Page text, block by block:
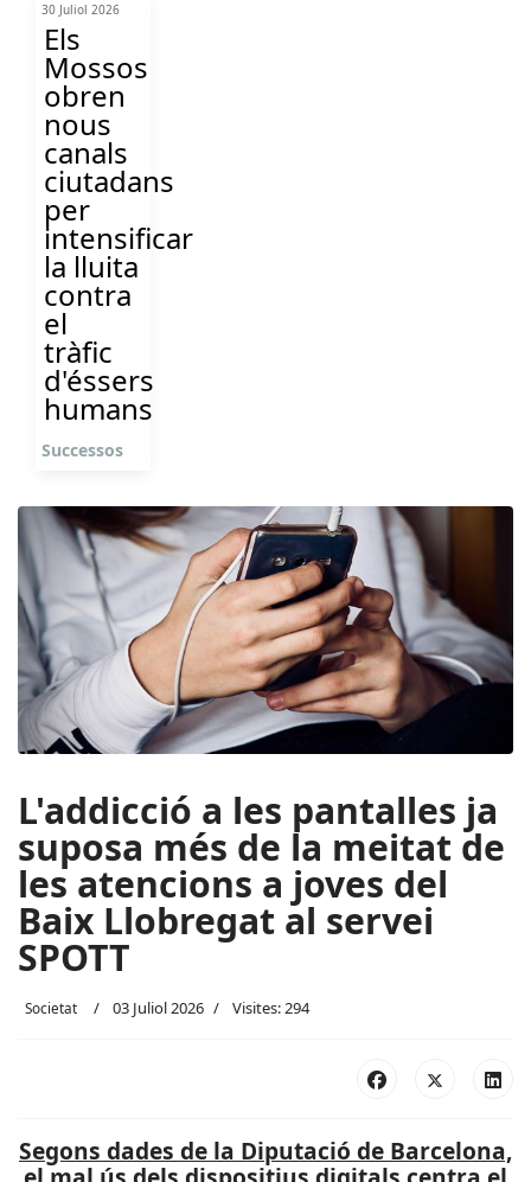
30 Juliol 2026
Els
Mossos
obren
nous
canals
ciutadans
per
intensificar
la lluita
contra
el
tràfic
d'éssers
humans
Successos
L'addicció a les pantalles ja
suposa més de la meitat de
les atencions a joves del
Baix Llobregat al servei
SPOTT
Societat 03 Juliol 2026 Visites: 294
Segons dades de la Diputació de Barcelona,